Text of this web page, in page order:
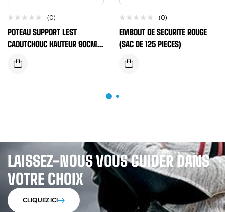
(0)
POTEAU SUPPORT LEST
CAOUTCHOUC HAUTEUR 90CM
(VENDU PAR PAIRE)
(0)
EMBOUT DE SECURITE ROUGE
(SAC DE 125 PIECES)
LAISSEZ-NOUS VOUS GUIDER DANS
VOTRE CHOIX
CLIQUEZ ICI